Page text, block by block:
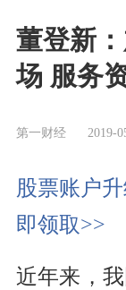
董登新
场 服务
第一财经 2019-
股票账户
即领取>>
近年来，